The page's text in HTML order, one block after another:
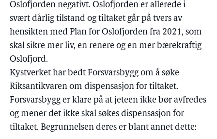
Oslofjorden negativt. Oslofjorden er allerede i
svært dårlig tilstand og tiltaket går på tvers av
hensikten med Plan for Oslofjorden fra 2021, som
skal sikre mer liv, en renere og en mer bærekraftig
Oslofjord.
Kystverket har bedt Forsvarsbygg om å søke
Riksantikvaren om dispensasjon for tiltaket.
Forsvarsbygg er klare på at jeteen ikke bør avfredes
og mener det ikke skal søkes dispensasjon for
tiltaket. Begrunnelsen deres er blant annet dette: